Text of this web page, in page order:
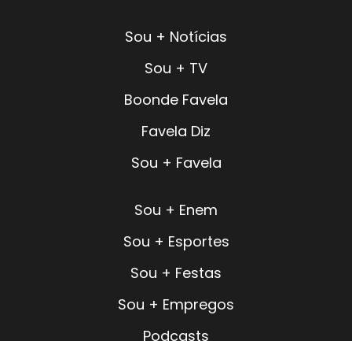
Sou + Notícias
Sou + TV
Boonde Favela
Favela Diz
Sou + Favela
Sou + Enem
Sou + Esportes
Sou + Festas
Sou + Empregos
Podcasts